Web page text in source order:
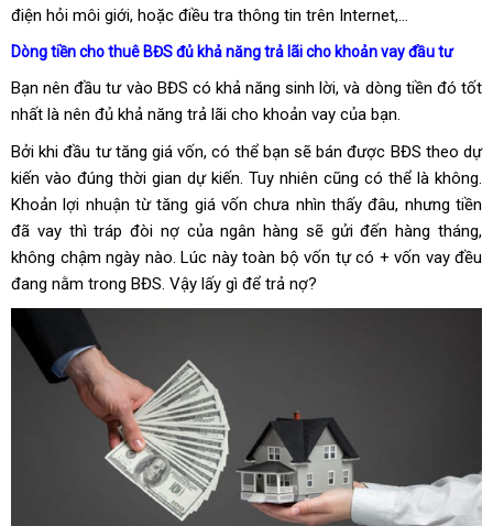
điện hỏi môi giới, hoặc điều tra thông tin trên Internet,…
Dòng tiền cho thuê BĐS đủ khả năng trả lãi cho khoản vay đầu tư
Bạn nên đầu tư vào BĐS có khả năng sinh lời, và dòng tiền đó tốt
nhất là nên đủ khả năng trả lãi cho khoản vay của bạn.
Bởi khi đầu tư tăng giá vốn, có thể bạn sẽ bán được BĐS theo dự
kiến vào đúng thời gian dự kiến. Tuy nhiên cũng có thể là không.
Khoản lợi nhuận từ tăng giá vốn chưa nhìn thấy đâu, nhưng tiền
đã vay thì tráp đòi nợ của ngân hàng sẽ gửi đến hàng tháng,
không chậm ngày nào. Lúc này toàn bộ vốn tự có + vốn vay đều
đang nằm trong BĐS. Vậy lấy gì để trả nợ?